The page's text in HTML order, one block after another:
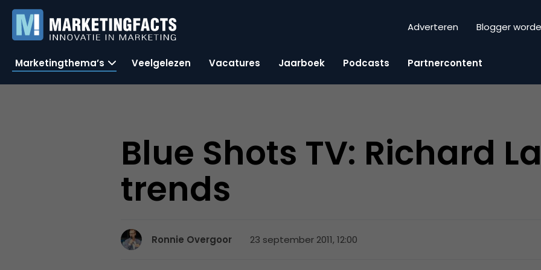
Adverteren Blogger
Marketingthema’s Veelgelezen Vacatures Jaarboek Podcasts Partnercontent
Blue Shots TV: Richard
trends
Ronnie Overgoor 23 september 2011, 12:00